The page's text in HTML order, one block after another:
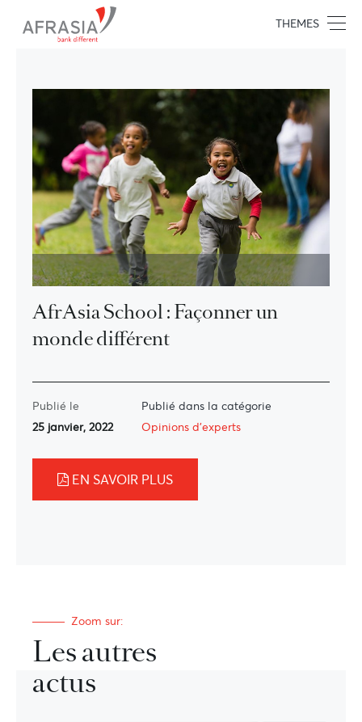
THEMES
AfrAsia School : Façonner un
monde différent
Publié le
25 janvier, 2022
Publié dans la catégorie
Opinions d'experts
EN SAVOIR PLUS
Zoom sur:
Les autres
actus